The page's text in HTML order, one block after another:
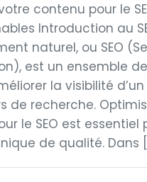
contenu pour le
Introduction au
naturel, ou SEO
est un ensemble
la visibilité
de recherche.
le SEO est essentiel
de qualité. Dans